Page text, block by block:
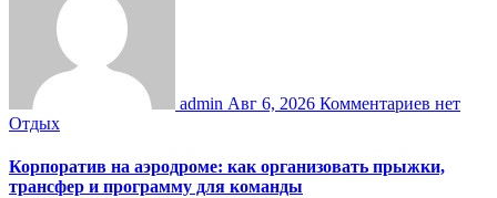
admin Авг 6, 2026 Комментариев нет
Отдых
Корпоратив на аэродроме: как организовать прыжки,
трансфер и программу для команды